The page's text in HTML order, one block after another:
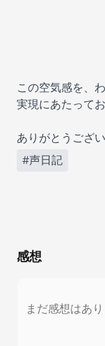
この空気感を、
実現にあたって
ありがとうござ
#声日記
感想
まだ感想はあ